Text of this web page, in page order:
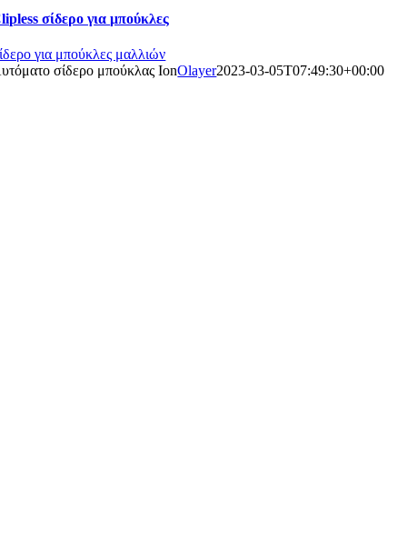
σίδερο για μπούκλες
για μπούκλες μαλλιών
σίδερο μπούκλας IonOlayer2023-03-05T07:49:30+00:00